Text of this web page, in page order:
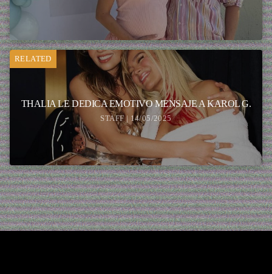
RELATED
THALIA LE DEDICA EMOTIVO MENSAJE A KAROL G.
STAFF | 14/05/2025